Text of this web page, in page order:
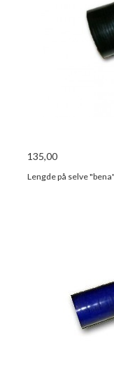
135,00
Lengde på selve